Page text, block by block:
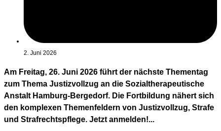
2. Juni 2026
Am Freitag, 26. Juni 2026 führt der nächste Thementag
zum Thema Justizvollzug an die Sozialtherapeutische
Anstalt Hamburg-Bergedorf. Die Fortbildung nähert sich
den komplexen Themenfeldern von Justizvollzug, Strafe
und Strafrechtspflege. Jetzt anmelden!...